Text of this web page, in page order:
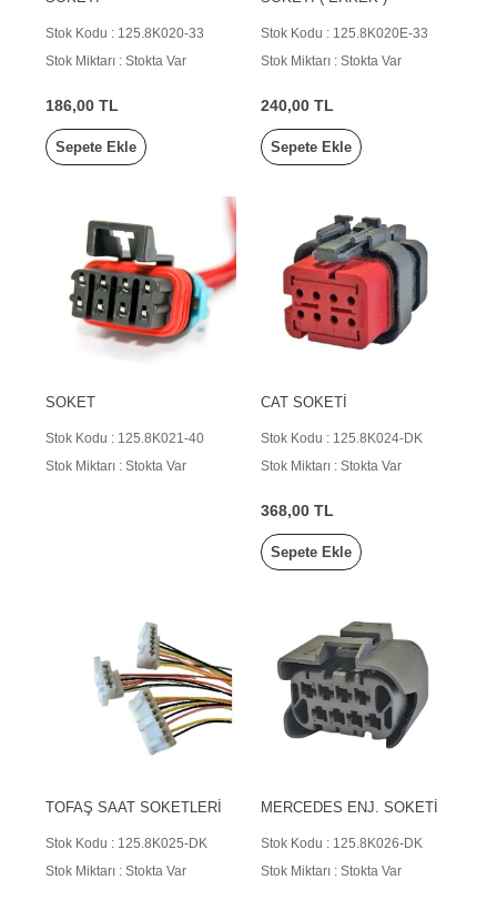
Stok Kodu : 125.8K020-33
Stok Miktarı : Stokta Var
186,00 TL
Sepete Ekle
Stok Kodu : 125.8K020E-33
Stok Miktarı : Stokta Var
240,00 TL
Sepete Ekle
SOKET
Stok Kodu : 125.8K021-40
Stok Miktarı : Stokta Var
CAT SOKETİ
Stok Kodu : 125.8K024-DK
Stok Miktarı : Stokta Var
368,00 TL
Sepete Ekle
TOFAŞ SAAT SOKETLERİ
Stok Kodu : 125.8K025-DK
Stok Miktarı : Stokta Var
MERCEDES ENJ. SOKETİ
Stok Kodu : 125.8K026-DK
Stok Miktarı : Stokta Var